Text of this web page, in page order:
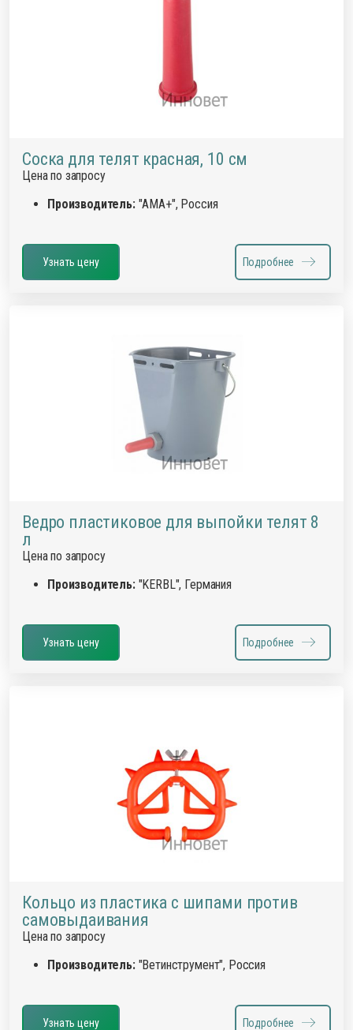
Соска для телят красная, 10 см
Цена по запросу
Производитель:"АМА+", Россия
Узнать цену Подробнее
Ведро пластиковое для выпойки телят 8
л
Цена по запросу
Производитель:"KERBL", Германия
Узнать цену Подробнее
Кольцо из пластика с шипами против
самовыдаивания
Цена по запросу
Производитель:"Ветинструмент", Россия
Узнать цену Подробнее